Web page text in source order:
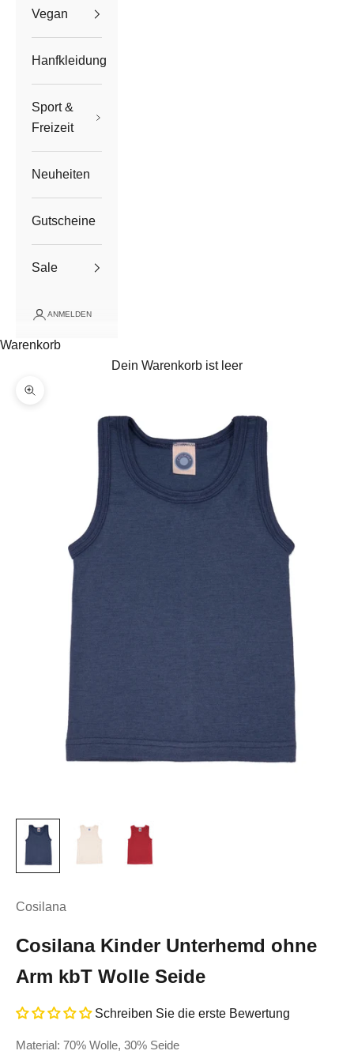
Vegan
Hanfkleidung
Sport &
Freizeit
Neuheiten
Gutscheine
Sale
ANMELDEN
Warenkorb
Dein Warenkorb ist leer
Bild vergrößern
Cosilana
Cosilana Kinder Unterhemd ohne
Arm kbT Wolle Seide
Schreiben Sie die erste Bewertung
Material: 70% Wolle, 30% Seide